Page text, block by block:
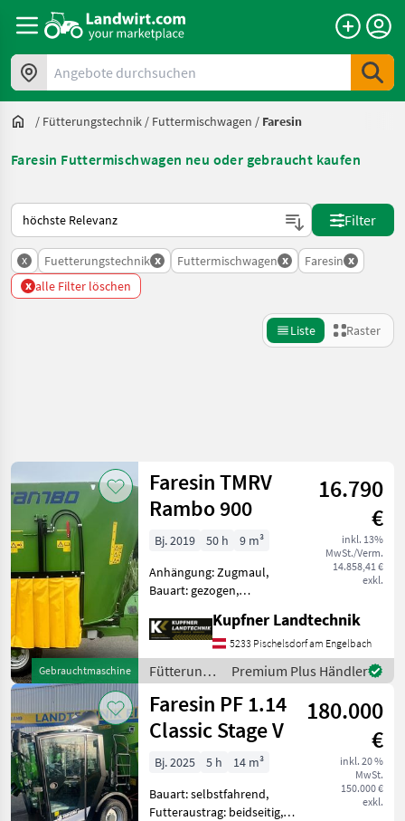
Angebote durchsuchen
/ Fütterungstechnik / Futtermischwagen / Faresin
Faresin Futtermischwagen neu oder gebraucht kaufen
So wird auf Landwirt.com sortiert
Filter
x Fuetterungstechnik x Futtermischwagen x Faresin x
x alle Filter löschen
Liste Raster
Kategorie 4 Land Filter
AKTUELLER
Landtechnik
Fuetterungstechnik
Futtermischwagen
Faresin
KATEGORIE
WÄHLEN
Faresin
Siloking
Zurücksetzen
25
Ergebnisse
anzeigen
Gebrauchtmaschine
Faresin TMRV
Rambo 900
16.790
€
inkl. 13%
MwSt./Verm.
14.858,41 €
exkl.
Bj. 2019 50 h
9 m³
Anhängung: Zugmaul,
Bauart: gezogen,
Misch-Anordnung: vertikal,
Mischsystem: Schnecken,
Stützfuß, Wiegeeinrichtung
Faresin Rambo 900 -Baujahr
201
Kupfner Landtechnik
5233 Pischelsdorf am Engelbach
Fütterungstechnik
/ Faresin
Premium Plus Händler
Faresin PF 1.14
Classic Stage V
180.000
€
inkl. 20 %
MwSt.
150.000 €
exkl.
Bj. 2025 5 h
14 m³
Bauart: selbstfahrend,
Futteraustrag: beidseitig,